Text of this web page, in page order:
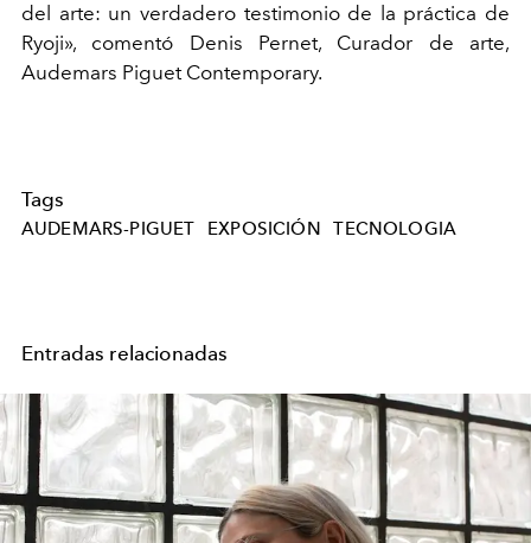
del arte: un verdadero testimonio de la práctica de
Ryoji», comentó Denis Pernet, Curador de arte,
Audemars Piguet Contemporary.
Tags
AUDEMARS-PIGUET EXPOSICIÓN TECNOLOGIA
Entradas relacionadas